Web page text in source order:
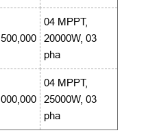
04 MPPT,
20000W, 03
pha
04 MPPT,
25000W, 03
pha